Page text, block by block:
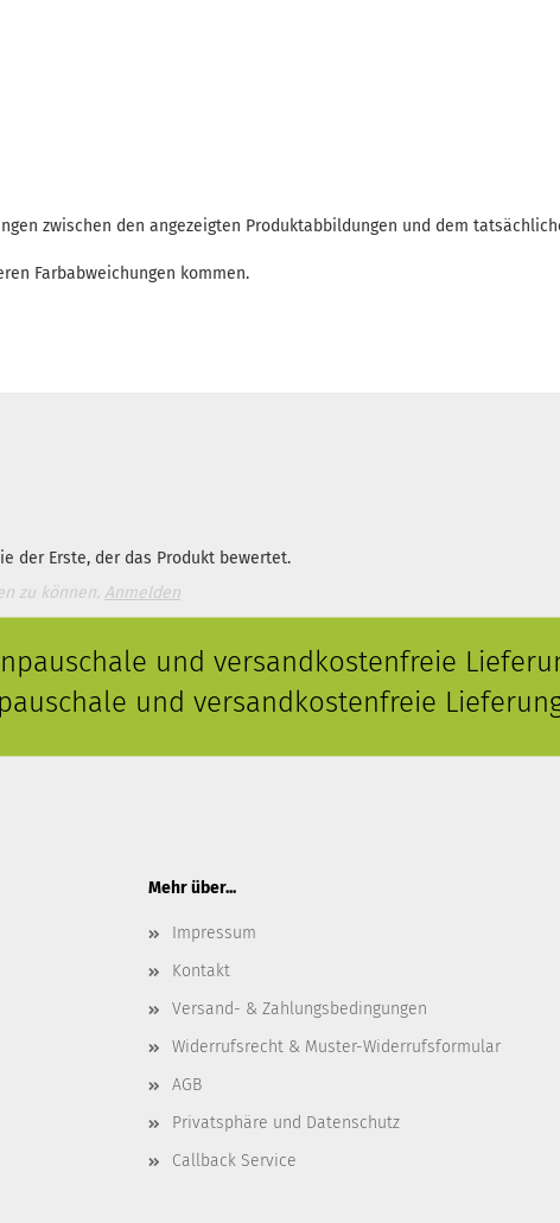
zwischen den angezeigten Produktabbildungen und dem
Farbabweichungen kommen.
der Erste, der das Produkt bewertet.
zu können. Anmelden
und versandkostenfreie
und versandkostenfreie
Mehr über...
Impressum
Kontakt
Versand- & Zahlungsbedingungen
Widerrufsrecht & Muster-Widerrufsformular
AGB
Privatsphäre und Datenschutz
Callback Service